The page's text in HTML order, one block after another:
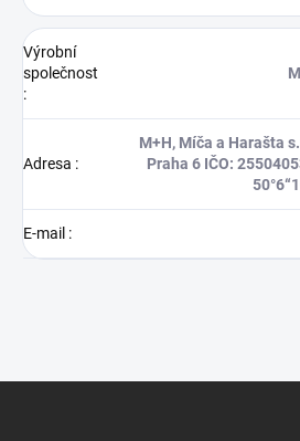
Výrobní
společnost
:
Adresa :
M+H, Míča a Harašta
Praha 6 IČO:
E-mail :